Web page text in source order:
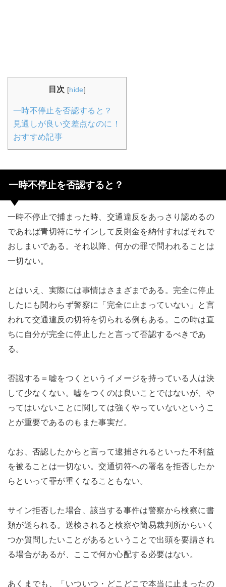
目次 [hide]
一時不停止を否認すると？
見通しが良い交差点なのに！
おすすめ記事
一時不停止を否認すると？
一時不停止で捕まった時、交通違反をあっさり認めるの
であれば青切符にサインして反則金を納付すればそれで
おしまいである。それ以降、何かの罪で問われることは
一切ない。
とはいえ、実際には事情はさまざまである。完全に停止
したにも関わらず警察に「完全に止まっていない」と言
われて交通違反の切符を切られる例もある。この時は直
ちに自分が完全に停止したと言って否認するべきであ
る。
否認する＝嘘をつくというイメージを持っている人は決
して少なくない。嘘をつくのは良いことではないが、や
ってはいないことに関しては強くやっていないというこ
とが重要であるのもまた事実だ。
なお、否認したからと言って逮捕されるといった不利益
を被ることは一切ない。交通切符への署名を拒否したか
らといって罪が重くなることもない。
サイン拒否した場合、該当する事件は警察から検察に書
類が送られる。送検されると検察や簡易裁判所からいく
つか質問したいことがあるということで出頭を要請され
る場合があるが、ここで何か心配する必要はない。
あくまでも、「いついつ・どこどこで本当に止まったの